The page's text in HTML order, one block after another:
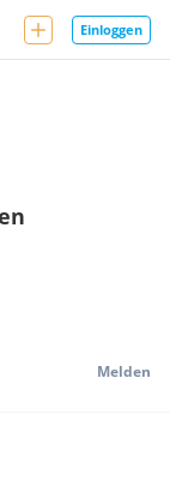
Einloggen
Melden